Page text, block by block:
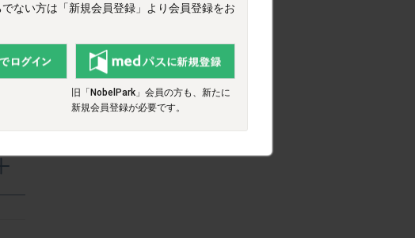
ない方は「新規会員登録」より会員登録をお
旧「NobelPark」会員の方も、新たに
新規会員登録が必要です。